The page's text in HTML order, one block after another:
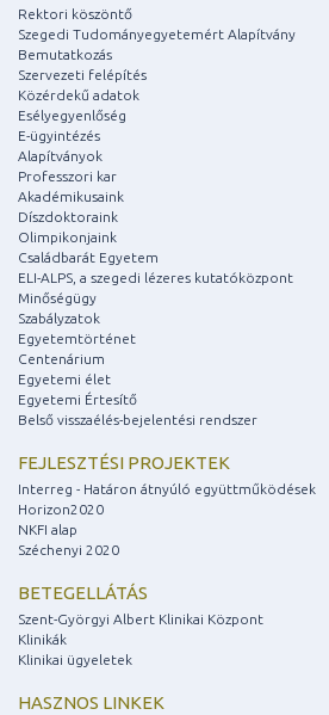
Rektori köszöntő
Szegedi Tudományegyetemért Alapítvány
Bemutatkozás
Szervezeti felépítés
Közérdekű adatok
Esélyegyenlőség
E-ügyintézés
Alapítványok
Professzori kar
Akadémikusaink
Díszdoktoraink
Olimpikonjaink
Családbarát Egyetem
ELI-ALPS, a szegedi lézeres kutatóközpont
Minőségügy
Szabályzatok
Egyetemtörténet
Centenárium
Egyetemi élet
Egyetemi Értesítő
Belső visszaélés-bejelentési rendszer
FEJLESZTÉSI PROJEKTEK
Interreg - Határon átnyúló együttműködések
Horizon2020
NKFI alap
Széchenyi 2020
BETEGELLÁTÁS
Szent-Györgyi Albert Klinikai Központ
Klinikák
Klinikai ügyeletek
HASZNOS LINKEK